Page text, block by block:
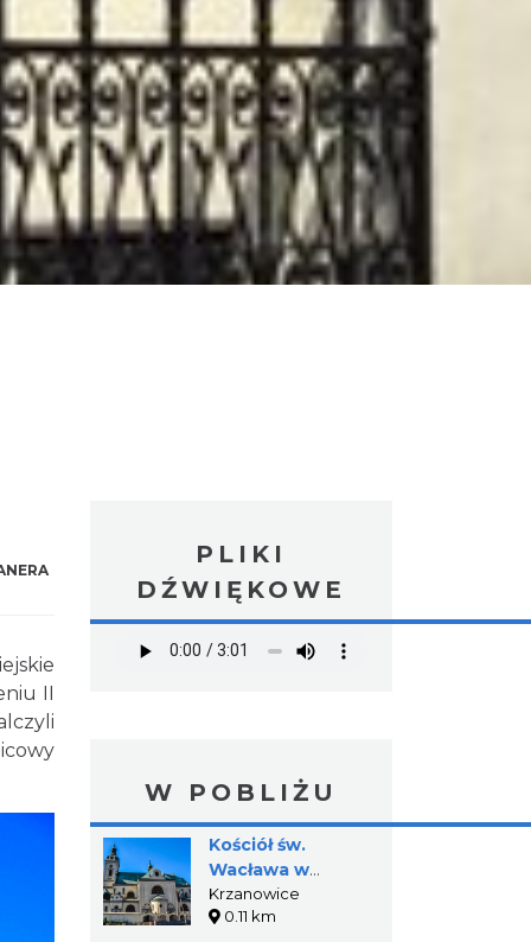
II
PLIKI
DŹWIĘKOWE
W POBLIŻU
Kościół św.
Wacława w
Krzanowicach
Krzanowice
0.11 km